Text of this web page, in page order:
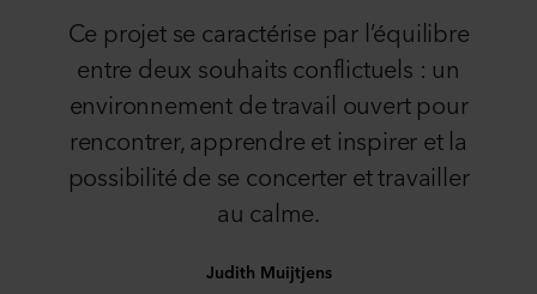
Ce projet se caractérise par l’équilibre
entre deux souhaits conflictuels : un
environnement de travail ouvert pour
rencontrer, apprendre et inspirer et la
possibilité de se concerter et travailler
au calme.
Judith Muijtjens